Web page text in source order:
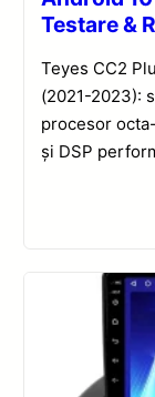
Testare &
Teyes CC2
(2021-2023):
procesor
și DSP